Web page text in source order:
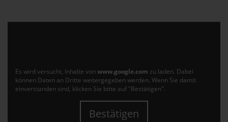
Es wird versucht, Inhalte von www.google.com zu laden. Dabei
können Daten an Dritte weitergegeben werden. Wenn Sie damit
einverstanden sind, klicken Sie bitte auf "Bestätigen".
Bestätigen